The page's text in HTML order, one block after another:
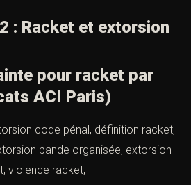
racket, plainte racket France,
modèle plaintebande
racket, modèle plainte menace
racket, modèle plainte